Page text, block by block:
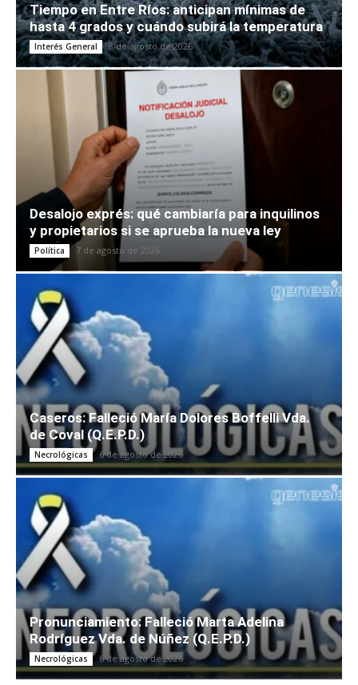
Tiempo en Entre Ríos: anticipan mínimas de
hasta 4 grados y cuándo subirá la temperatura
Interés General 8 de agosto de 2026
Desalojo exprés: qué cambiaría para inquilinos
y propietarios si se aprueba la nueva ley
Política 7 de agosto de 2026
Caseros: Falleció María Dolores Boffelli Vda.
de Coval (Q.E.P.D.)
Necrológicas 6 de agosto de 2026
Pronunciamiento: Falleció Marta Adelina
Rodríguez Vda. de Núñez (Q.E.P.D.)
Necrológicas 6 de agosto de 2026